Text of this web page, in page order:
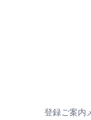
登録ご案内